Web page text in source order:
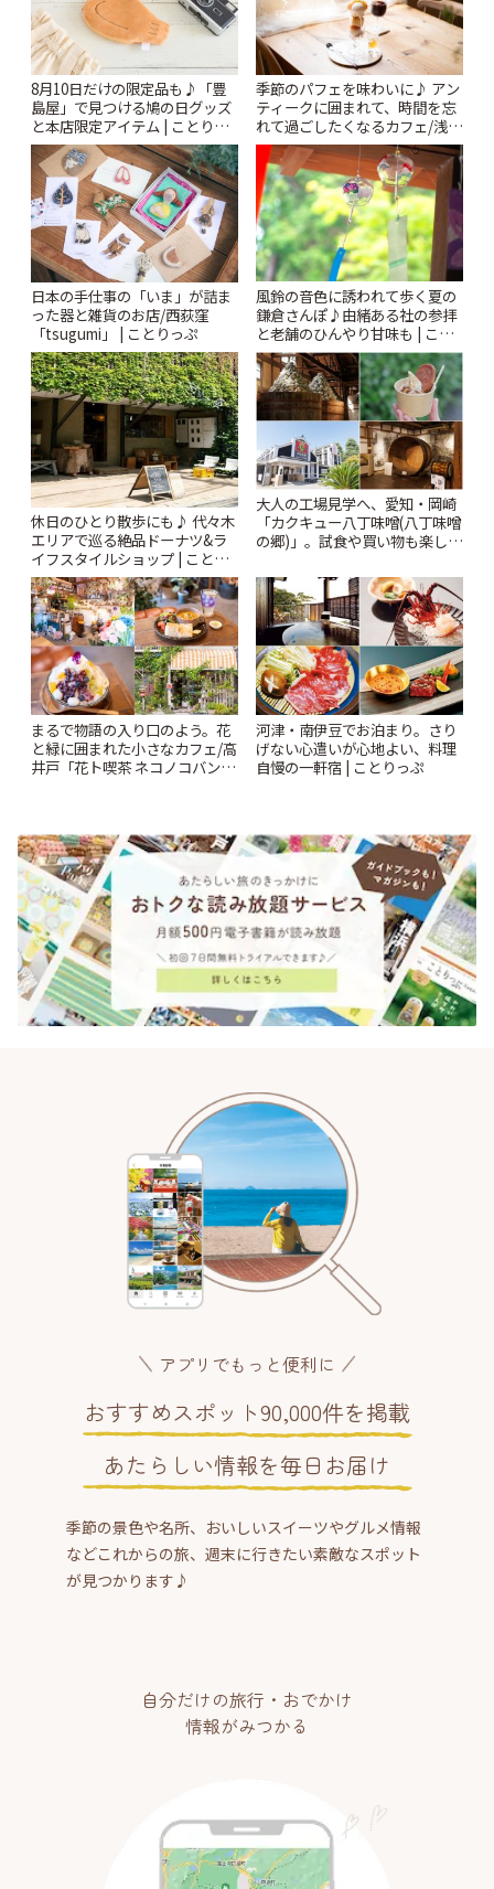
8月10日だけの限定品も♪「豊
島屋」で見つける鳩の日グッズ
と本店限定アイテム | ことりっ
ぷ
季節のパフェを味わいに♪ アン
ティークに囲まれて、時間を忘
れて過ごしたくなるカフェ/浅草
「annorum cafe」 | ことりっぷ
日本の手仕事の「いま」が詰ま
った器と雑貨のお店/西荻窪
「tsugumi」 | ことりっぷ
風鈴の音色に誘われて歩く夏の
鎌倉さんぽ♪由緒ある社の参拝
と老舗のひんやり甘味も | こと
りっぷ
休日のひとり散歩にも♪ 代々木
エリアで巡る絶品ドーナツ&ラ
イフスタイルショップ | ことり
っぷ
大人の工場見学へ、愛知・岡崎
「カクキュー八丁味噌(八丁味噌
の郷)」。試食や買い物も楽しみ
まるで物語の入り口のよう。花
と緑に囲まれた小さなカフェ/高
井戸「花ト喫茶 ネコノコバン」
河津・南伊豆でお泊まり。さり
げない心遣いが心地よい、料理
自慢の一軒宿 | ことりっぷ
アプリでもっと便利に
おすすめスポット90,000件を掲載
あたらしい情報を毎日お届け
季節の景色や名所、おいしいスイーツやグルメ情報
などこれからの旅、週末に行きたい素敵なスポット
が見つかります♪
自分だけの旅行・おでかけ
情報がみつかる